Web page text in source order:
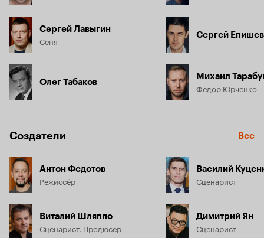
Сергей Лавыгин
Сеня
Олег Табаков
Сергей Епишев
Михаил
Федор Юрченко
Создатели Все
Антон Федотов
Режиссёр
Виталий Шляппо
Сценарист, Продюсер
Василий
Сценарист
Димитрий Ян
Сценарист